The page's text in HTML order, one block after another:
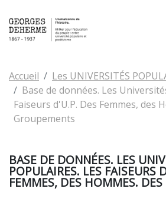
Accueil
Les UNIVERSITÉS
Base de données. Les
Faiseurs d'U.P. Des Femmes, des
Groupements
BASE DE DONNÉES. LES
POPULAIRES. LES FAISEURS
FEMMES, DES HOMMES.